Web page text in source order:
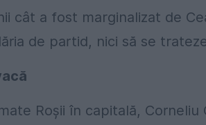
cât a fost marginalizat de
de partid, nici să se
Roşii în capitală,